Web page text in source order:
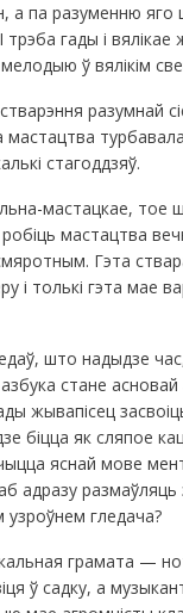
а па разуменню яго
трэба гады і
ў вялікім
разумнай
мастацтва турбавала
стагоддзяў.
мастацкае, тое
мастацтва
Гэта
і толькі гэта мае
што надыдзе
стане асновай
жывапісец
біцца як сляпое
яснай мове
адразу размаўляць
гледача?
грамата —
ў садку, а